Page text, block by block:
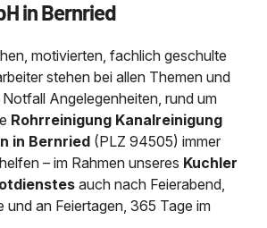
Kanalreinigung
Kanalinspektion
Grubenentleerung
24h Notdienst
Kosten Preise
Rohrreinigungsdienst
Entleerung und Reinigung
Grubenentleerung und
Sickerschacht Reinigung
Abfallzwischenlager
Austausch von
Schießstandsanierung -
Fettabscheider
Saugbagger für Tiefbau
Saugbagger und Pumpen
Fermenter-Entleerung
Regenrückhaltebecken
Entschlammung
Trockensaugen von
etc.
Weitere Services mit
Zertifikate /
in Bernried
motivierten, fachlich geschulte
stehen bei allen Themen und
Angelegenheiten, rund um
Rohrreinigung Kanalreinigung
in Bernried (PLZ 94505) immer
– im Rahmen unseres Kuchler
auch nach Feierabend,
und an Feiertagen, 365 Tage im